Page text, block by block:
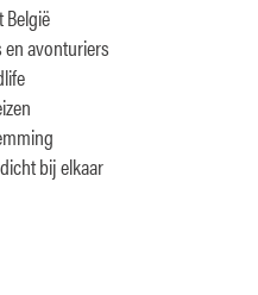
België
avonturiers
bij elkaar